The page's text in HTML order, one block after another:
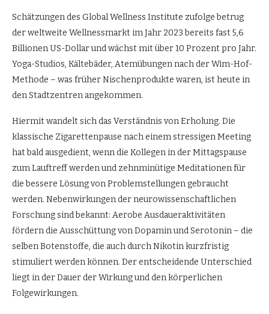
Schätzungen des Global Wellness Institute zufolge betrug
der weltweite Wellnessmarkt im Jahr 2023 bereits fast 5,6
Billionen US-Dollar und wächst mit über 10 Prozent pro Jahr.
Yoga-Studios, Kältebäder, Atemübungen nach der Wim-Hof-
Methode – was früher Nischenprodukte waren, ist heute in
den Stadtzentren angekommen.
Hiermit wandelt sich das Verständnis von Erholung. Die
klassische Zigarettenpause nach einem stressigen Meeting
hat bald ausgedient, wenn die Kollegen in der Mittagspause
zum Lauftreff werden und zehnminütige Meditationen für
die bessere Lösung von Problemstellungen gebraucht
werden. Nebenwirkungen der neurowissenschaftlichen
Forschung sind bekannt: Aerobe Ausdaueraktivitäten
fördern die Ausschüttung von Dopamin und Serotonin – die
selben Botenstoffe, die auch durch Nikotin kurzfristig
stimuliert werden können. Der entscheidende Unterschied
liegt in der Dauer der Wirkung und den körperlichen
Folgewirkungen.